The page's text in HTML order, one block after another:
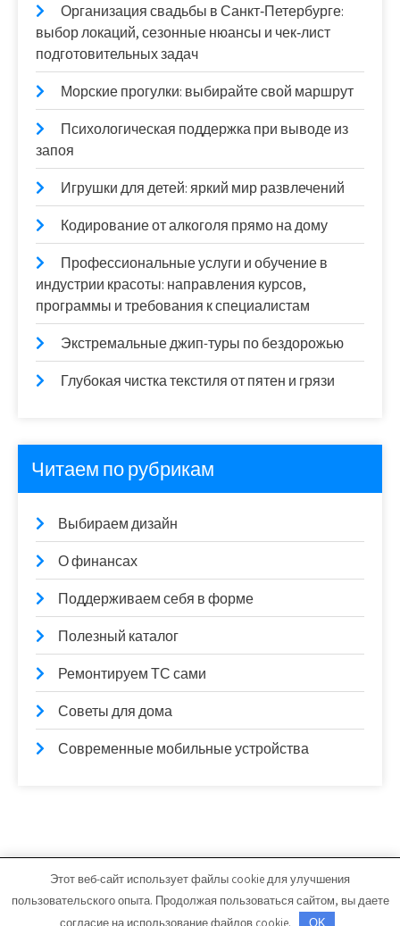
Организация свадьбы в Санкт‑Петербурге:
выбор локаций, сезонные нюансы и чек‑лист
подготовительных задач
Морские прогулки: выбирайте свой маршрут
Психологическая поддержка при выводе из
запоя
Игрушки для детей: яркий мир развлечений
Кодирование от алкоголя прямо на дому
Профессиональные услуги и обучение в
индустрии красоты: направления курсов,
программы и требования к специалистам
Экстремальные джип-туры по бездорожью
Глубокая чистка текстиля от пятен и грязи
Читаем по рубрикам
Выбираем дизайн
О финансах
Поддерживаем себя в форме
Полезный каталог
Ремонтируем ТС сами
Советы для дома
Современные мобильные устройства
lamintime.ru - Работает на WordPress
Тема от Grace Themes
Этот веб-сайт использует файлы cookie для улучшения
пользовательского опыта. Продолжая пользоваться сайтом, вы даете
согласие на использование файлов cookie.
OK